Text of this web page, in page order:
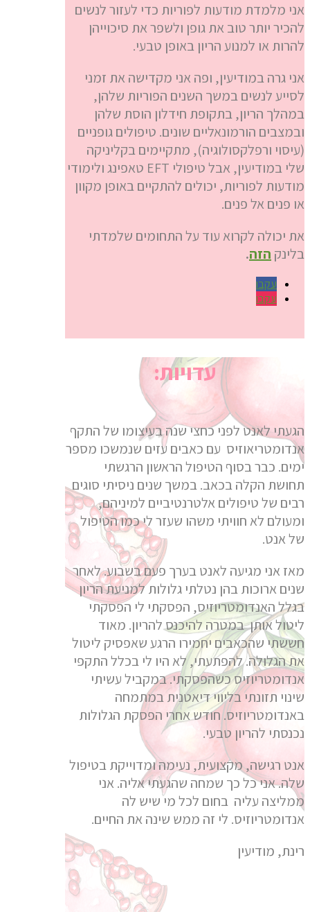
אני מלמדת מודעות לפוריות כדי לעזור לנשים
להכיר יותר טוב את גופן ולשפר את סיכוייהן
להרות או למנוע הריון באופן טבעי.
אני גרה במודיעין, ופה אני מקדישה את זמני
לסייע לנשים במשך השנים הפוריות שלהן,
במהלך הריון, בתקופת חידלון הוסת שלהן
ובמצבים הורמונאליים שונים. טיפולים גופניים
(עיסוי ורפלקסולוגיה), מתקיימים בקליניקה
שלי במודיעין, אבל טיפולי EFT טאפינג ולימודי
מודעות לפוריות, יכולים להתקיים באופן מקוון
או פנים אל פנים.
את יכולה לקרוא עוד על התחומים שלמדתי
בלינק הזה.
עקבו
עקבו
עדויות:
הגעתי לאנט לפני כחצי שנה בעיצומו של התקף
אנדומטריאוזיס עם כאבים עזים שנמשכו מספר
ימים. כבר בסוף הטיפול הראשון הרגשתי
תחושת הקלה בכאב. במשך שנים ניסיתי סוגים
רבים של טיפולים אלטרנטיביים למיניהם,
ומעולם לא חוויתי משהו שעזר לי כמו הטיפול
של אנט.
מאז אני מגיעה לאנט בערך פעם בשבוע. לאחר
שנים ארוכות בהן נטלתי גלולות למניעת הריון
בגלל האנדומטריוזיס, הפסקתי לי הפסקתי
ליטול אותן במטרה להיכנס להריון. מאוד
חששתי שהכאבים יחמירו הרגע שאפסיק ליטול
את הגלולה. להפתעתי, לא היו לי בכלל התקפי
אנדומטריוזיס כשהפסקתי. במקביל עשיתי
שינוי תזונתי בליווי דיאטנית במתמחה
באנדומטריוזיס. חודש אחרי הפסקת הגלולות
נכנסתי להריון טבעי.
אנט רגישה, מקצועית, נעימה ומדוייקת בטיפול
שלה. אני כל כך שמחה שהגעתי אליה. אני
ממליצה עליה בחום לכל מי שיש לה
אנדומטריוזיס. לי זה ממש שינה את החיים.
רינת, מודיעין